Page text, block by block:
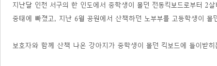
지난달 인천 서구의 한 인도에서 중학생이 몰던 전동킥보드로부터 2
중태에 빠졌고, 지난 6월 공원에서 산책하던 노부부를 고등학생이 몰
보호자와 함께 산책 나온 강아지가 중학생이 몰던 킥보드에 들이받